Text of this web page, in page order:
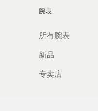
腕表
所有腕表
新品
专卖店